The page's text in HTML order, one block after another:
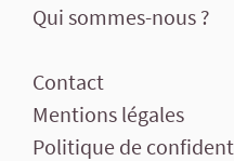
Qui sommes-nous ?
Contact
Mentions légales
Politique de